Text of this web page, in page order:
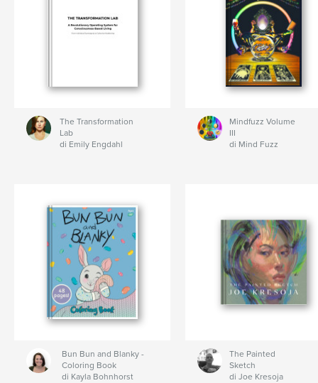
The Transformation
Lab
di Emily Engdahl
Mindfuzz Volume
III
di Mind Fuzz
Bun Bun and Blanky -
Coloring Book
di Kayla Bohnhorst
The Painted
Sketch
di Joe Kresoja